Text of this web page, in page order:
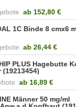
ab 152,80 €
1C Binde 8 cmx6
ab 26,44 €
PLUS Hagebutte
(19213454)
ab 16,89 €
Männer 50 mg/ml